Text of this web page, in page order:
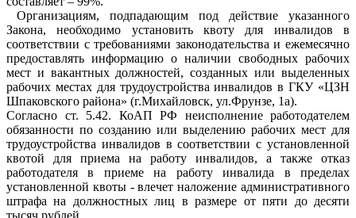
Организациям, подпадающим под действие указанного
Закона, необходимо установить квоту для инвалидов в
соответствии с требованиями законодательства и ежемесячно
предоставлять информацию о наличии свободных рабочих
мест и вакантных должностей, созданных или выделенных
рабочих местах для трудоустройства инвалидов в ГКУ «ЦЗН
Шпаковского района» (г.Михайловск, ул.Фрунзе, 1а).
Согласно ст. 5.42. КоАП РФ неисполнение работодателем
обязанности по созданию или выделению рабочих мест для
трудоустройства инвалидов в соответствии с установленной
квотой для приема на работу инвалидов, а также отказ
работодателя в приеме на работу инвалида в пределах
установленной квоты - влечет наложение административного
штрафа на должностных лиц в размере от пяти до десяти
тысяч рублей.